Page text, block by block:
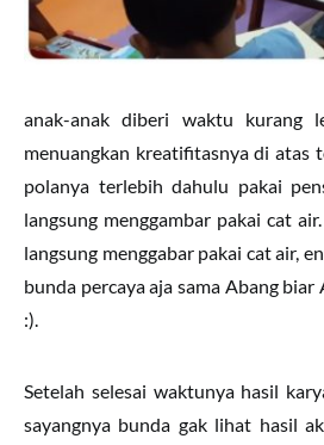
anak-anak diberi waktu kurang
menuangkan kreatifitasnya di atas
polanya terlebih dahulu pakai
langsung menggambar pakai cat
langsung menggabar pakai cat air,
bunda percaya aja sama Abang biar
:).
Setelah selesai waktunya hasil
sayangnya bunda gak lihat hasil